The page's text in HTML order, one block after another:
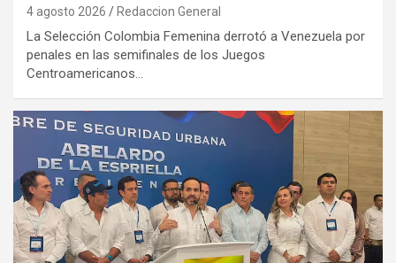
4 agosto 2026 Redaccion General
La Selección Colombia Femenina derrotó a Venezuela por
penales en las semifinales de los Juegos
Centroamericanos…